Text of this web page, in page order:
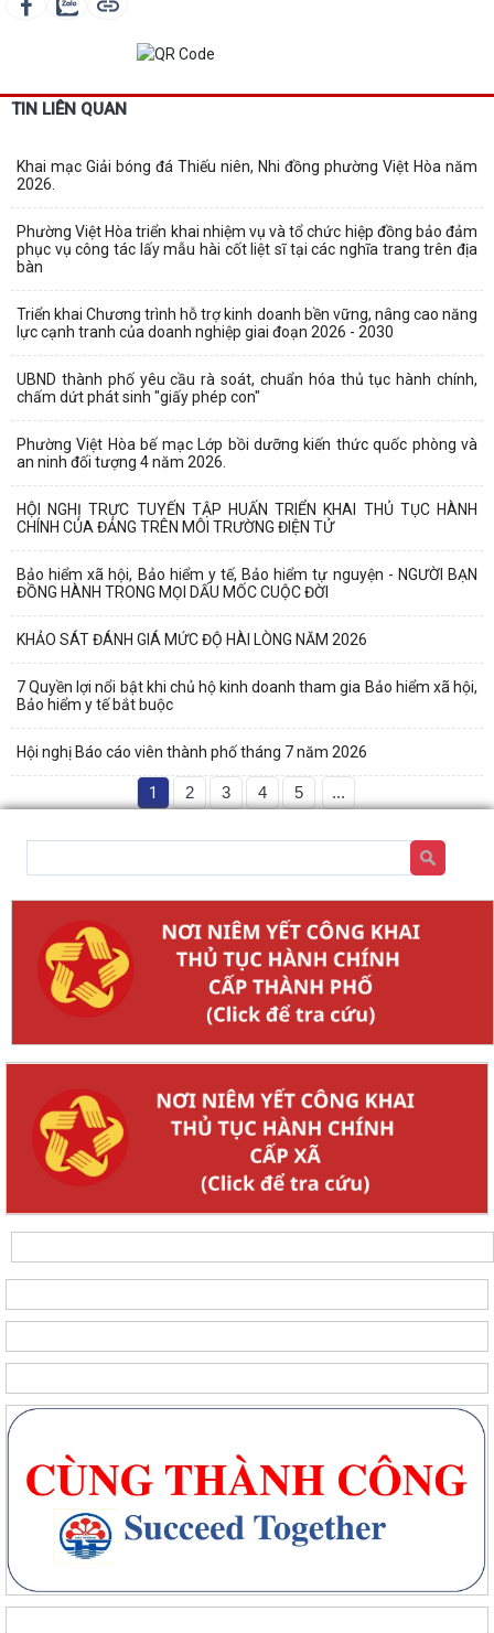
TIN LIÊN QUAN
Khai mạc Giải bóng đá Thiếu niên, Nhi đồng phường Việt Hòa năm
2026.
Phường Việt Hòa triển khai nhiệm vụ và tổ chức hiệp đồng bảo đảm
phục vụ công tác lấy mẫu hài cốt liệt sĩ tại các nghĩa trang trên địa
bàn
Triển khai Chương trình hỗ trợ kinh doanh bền vững, nâng cao năng
lực cạnh tranh của doanh nghiệp giai đoạn 2026 - 2030
UBND thành phố yêu cầu rà soát, chuẩn hóa thủ tục hành chính,
chấm dứt phát sinh "giấy phép con"
Phường Việt Hòa bế mạc Lớp bồi dưỡng kiến thức quốc phòng và
an ninh đối tượng 4 năm 2026.
HỘI NGHỊ TRỰC TUYẾN TẬP HUẤN TRIỂN KHAI THỦ TỤC HÀNH
CHÍNH CỦA ĐẢNG TRÊN MÔI TRƯỜNG ĐIỆN TỬ
Bảo hiểm xã hội, Bảo hiểm y tế, Bảo hiểm tự nguyện - NGƯỜI BẠN
ĐỒNG HÀNH TRONG MỌI DẤU MỐC CUỘC ĐỜI
KHẢO SÁT ĐÁNH GIÁ MỨC ĐỘ HÀI LÒNG NĂM 2026
7 Quyền lợi nổi bật khi chủ hộ kinh doanh tham gia Bảo hiểm xã hội,
Bảo hiểm y tế bắt buộc
Hội nghị Báo cáo viên thành phố tháng 7 năm 2026
1 2 3 4 5 ...